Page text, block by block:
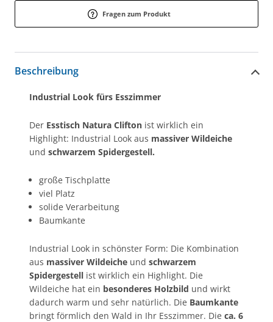
Fragen zum Produkt
Beschreibung
Industrial Look fürs Esszimmer
Der Esstisch Natura Clifton ist wirklich ein
Highlight: Industrial Look aus massiver Wildeiche
und schwarzem Spidergestell.
große Tischplatte
viel Platz
solide Verarbeitung
Baumkante
Industrial Look in schönster Form: Die Kombination
aus massiver Wildeiche und schwarzem
Spidergestell ist wirklich ein Highlight. Die
Wildeiche hat ein besonderes Holzbild und wirkt
dadurch warm und sehr natürlich. Die Baumkante
bringt förmlich den Wald in Ihr Esszimmer. Die ca. 6